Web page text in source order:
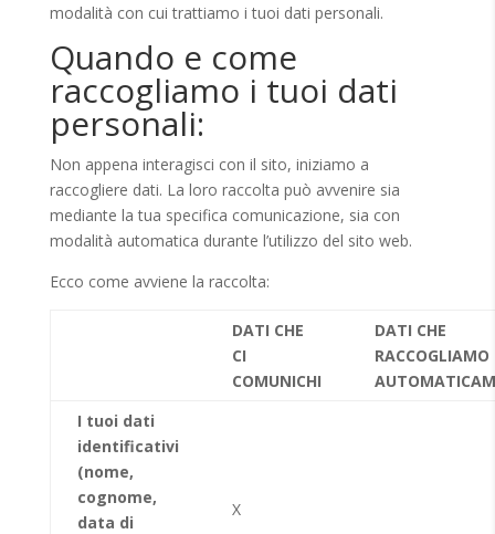
modalità con cui trattiamo i tuoi dati personali.
Quando e come
raccogliamo i tuoi dati
personali:
Non appena interagisci con il sito, iniziamo a
raccogliere dati. La loro raccolta può avvenire sia
mediante la tua specifica comunicazione, sia con
modalità automatica durante l’utilizzo del sito web.
Ecco come avviene la raccolta:
DATI CHE
CI
COMUNICHI
DATI CHE
RACCOGLIAMO
I tuoi dati
identificativi
(nome,
cognome,
data di
X